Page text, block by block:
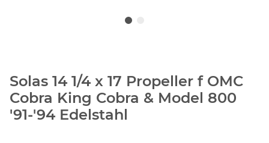
Solas 14 1/4 x 17 Propeller f OMC
Cobra King Cobra & Model 800
'91-'94 Edelstahl